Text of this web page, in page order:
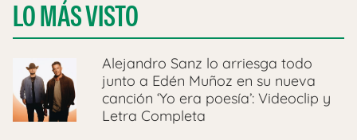
LO MÁS VISTO
Alejandro Sanz lo arriesga todo
junto a Edén Muñoz en su nueva
canción ‘Yo era poesía’: Videoclip y
Letra Completa